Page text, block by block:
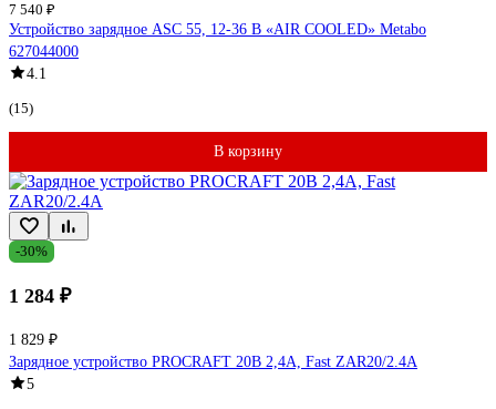
7 540 ₽
Устройство зарядное ASC 55, 12-36 В «AIR COOLED» Metabo
627044000
4.1
(15)
В корзину
-30%
1 284 ₽
1 829 ₽
Зарядное устройство PROCRAFT 20В 2,4А, Fast ZAR20/2.4A
5